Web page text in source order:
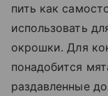
пить как
использовать
окрошки. Для
понадобится
раздавленные